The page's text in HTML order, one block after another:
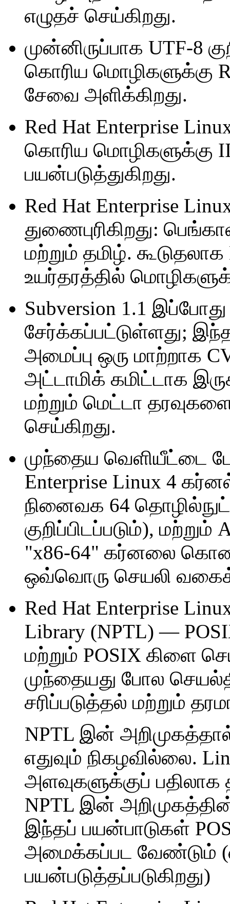
எழுதச் செய்கிறது.
முன்னிருப்பாக UTF-8
கொரிய மொழிகளுக்கு
சேவை அளிக்கிறது.
Red Hat Enterprise
கொரிய மொழிகளுக்கு
பயன்படுத்துகிறது.
Red Hat Enterprise
துணைபுரிகிறது:
மற்றும் தமிழ். கூடுதலாக
உயர்தரத்தில்
Subversion 1.1
சேர்க்கப்பட்டுள்ளது; இந்த
அமைப்பு ஒரு மாற்றாக
அட்டாமிக் கமிட்டாக
மற்றும் மெட்டா
செய்கிறது.
முந்தைய வெளியீட்டை
Enterprise Linux 4
நினைவக 64
குறிப்பிடப்படும்),
"x86-64" கர்னலை
ஒவ்வொரு செயலி
Red Hat Enterprise
Library (NPTL) —
மற்றும் POSIX கிளை
முந்தையது போல
சரிப்படுத்தல் மற்றும்
NPTL இன்
எதுவும் நிகழவில்லை.
அளவுகளுக்குப்
NPTL இன் அறிமுகத்தின்
இந்தப் பயன்பாடுகள்
அமைக்கப்பட வேண்டும்
பயன்படுத்தப்படுகிறது)